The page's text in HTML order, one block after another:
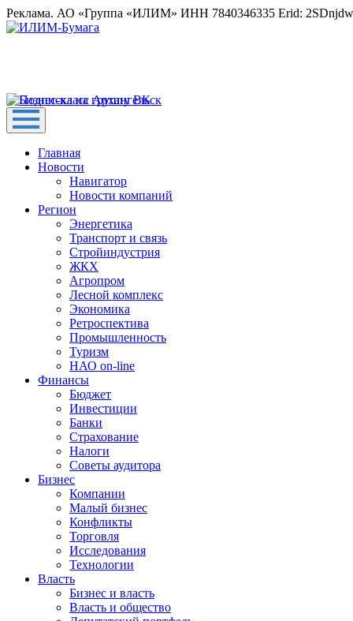
Реклама. АО «Группа «ИЛИМ» ИНН 7840346335 Erid:
Главная
Новости
Навигатор
Новости компаний
Регион
Энергетика
Транспорт и связь
Стройиндустрия
ЖКХ
Агропром
Лесной комплекс
Экономика
Ретроспектива
Промышленность
Туризм
НАО on-line
Финансы
Бюджет
Инвестиции
Банки
Страхование
Налоги
Советы аудитора
Бизнес
Компании
Малый бизнес
Конфликты
Торговля
Исследования
Технологии
Власть
Бизнес и власть
Власть и общество